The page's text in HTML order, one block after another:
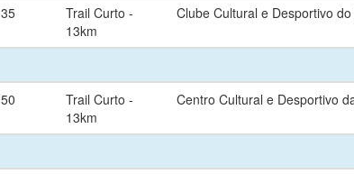
35
Trail Curto -
13km
Clube Cultural e Desportivo
50
Trail Curto -
13km
Centro Cultural e Desportivo